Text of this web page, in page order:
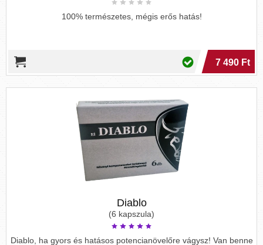
100% természetes, mégis erős hatás!
7 490 Ft
Diablo
(6 kapszula)
Diablo, ha gyors és hatásos potencianövelőre vágysz! Van benne